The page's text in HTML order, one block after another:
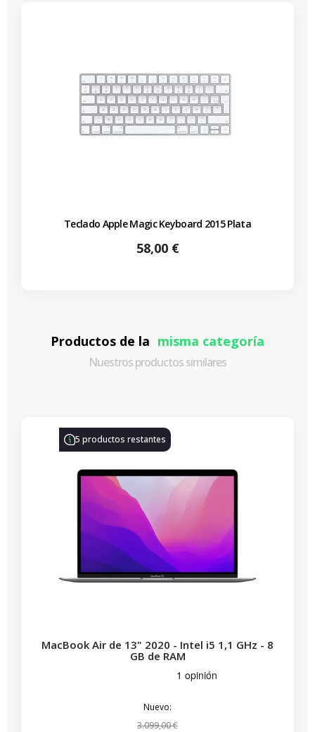
Teclado Apple Magic Keyboard 2015 Plata
Precio
58,00 €
Productos de la misma categoría
Nuestros productos similares
5 productos restantes
MacBook Air de 13" 2020 - Intel i5 1,1 GHz - 8
GB de RAM
Nuevo:
3.099,00 €